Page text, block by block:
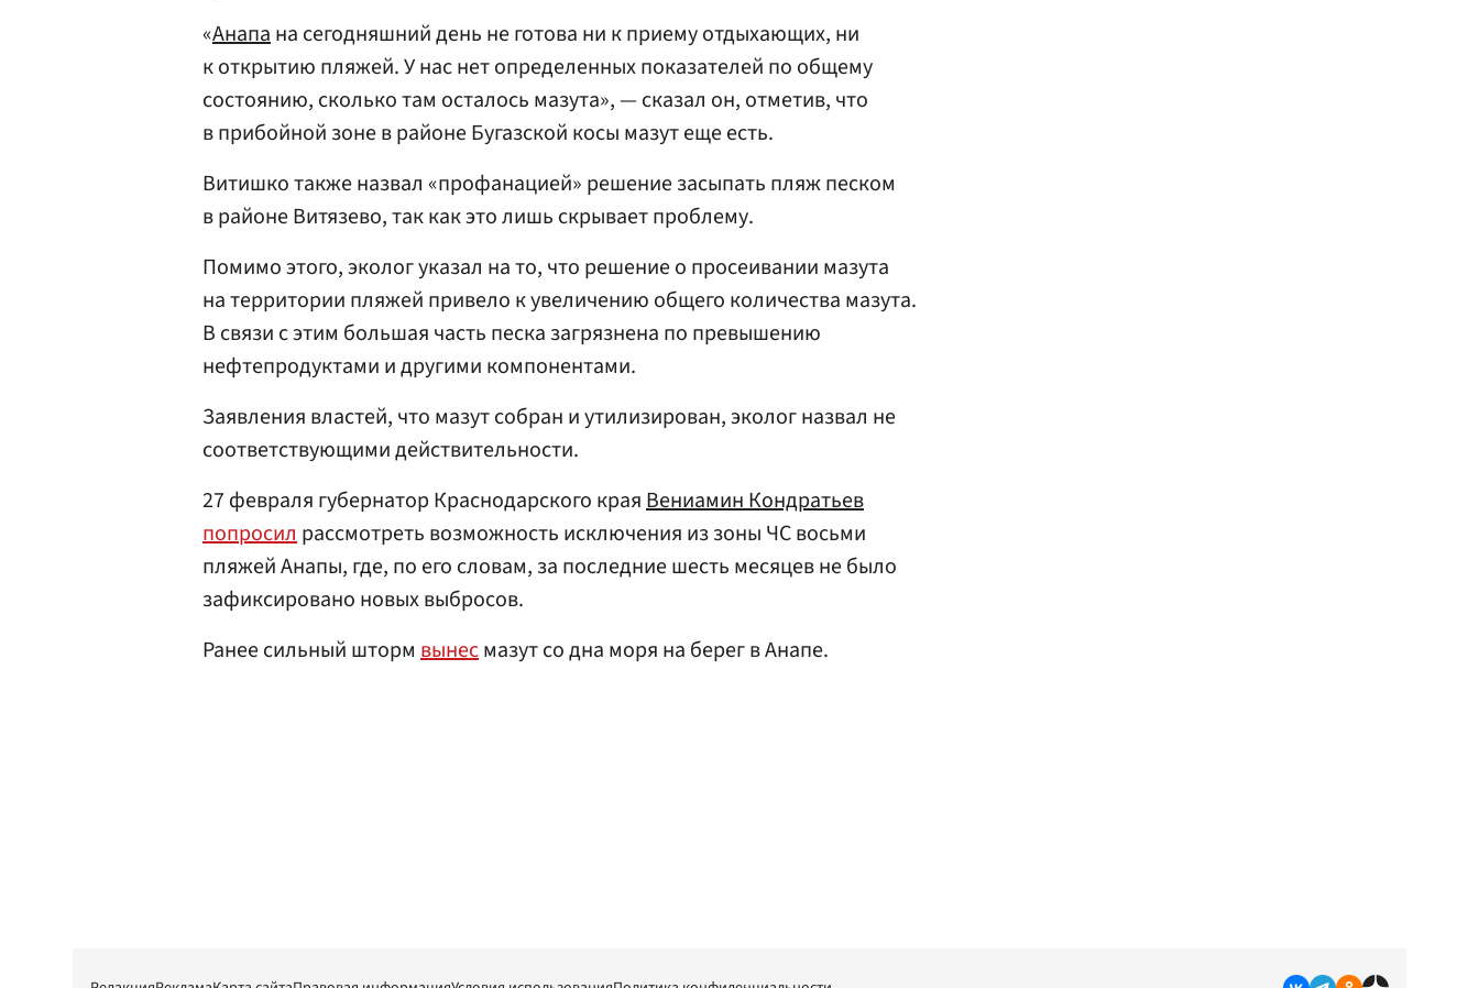
«Анапана сегодняшний день не готова ни к приему отдыхающих, ни
к открытию пляжей. У нас нет определенных показателей по общему
состоянию, сколько там осталось мазута», — сказал он, отметив, что
в прибойной зоне в районе Бугазской косы мазут еще есть.
Витишко также назвал «профанацией» решение засыпать пляж песком
в районе Витязево, так как это лишь скрывает проблему.
Помимо этого, эколог указал на то, что решение о просеивании мазута
на территории пляжей привело к увеличению общего количества мазута.
В связи с этим большая часть песка загрязнена по превышению
нефтепродуктами и другими компонентами.
Заявления властей, что мазут собран и утилизирован, эколог назвал не
соответствующими действительности.
27 февраля губернатор Краснодарского краяВениамин Кондратьев
попросилрассмотреть возможность исключения из зоны ЧС восьми
пляжей Анапы, где, по его словам, за последние шесть месяцев не было
зафиксировано новых выбросов.
Ранее сильный шторм вынесмазут со дна моря на берег в Анапе.